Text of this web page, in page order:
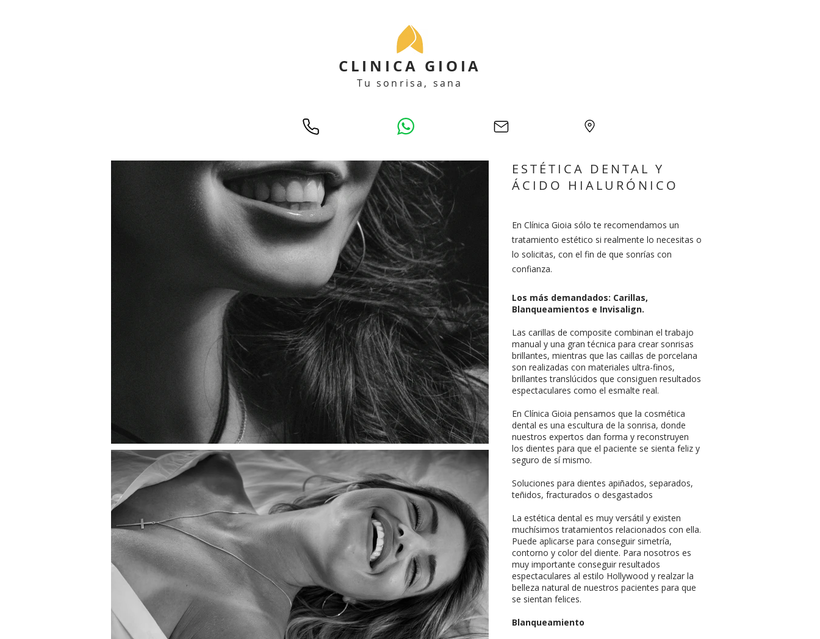
CLINICA GIOIA
Tu sonrisa, sana
ESTÉTICA DENTAL Y
ÁCIDO HIALURÓNICO
En Clínica Gioia sólo te recomendamos un
tratamiento estético si realmente lo necesitas o
lo solicitas, con el fin de que sonrías con
confianza.
Los más demandados: Carillas,
Blanqueamientos e Invisalign.
Las carillas de composite combinan el trabajo
manual y una gran técnica para crear sonrisas
brillantes, mientras que las caillas de porcelana
son realizadas con materiales ultra-finos,
brillantes translúcidos que consiguen resultados
espectaculares como el esmalte real.
En Clínica Gioia pensamos que la cosmética
dental es una escultura de la sonrisa, donde
nuestros expertos dan forma y reconstruyen
los dientes para que el paciente se sienta feliz y
seguro de sí mismo.
Soluciones para dientes apiñados, separados,
teñidos, fracturados o desgastados
La estética dental es muy versátil y existen
muchísimos tratamientos relacionados con ella.
Puede aplicarse para conseguir simetría,
contorno y color del diente. Para nosotros es
muy importante conseguir resultados
espectaculares al estilo Hollywood y realzar la
belleza natural de nuestros pacientes para que
se sientan felices.
Blanqueamiento